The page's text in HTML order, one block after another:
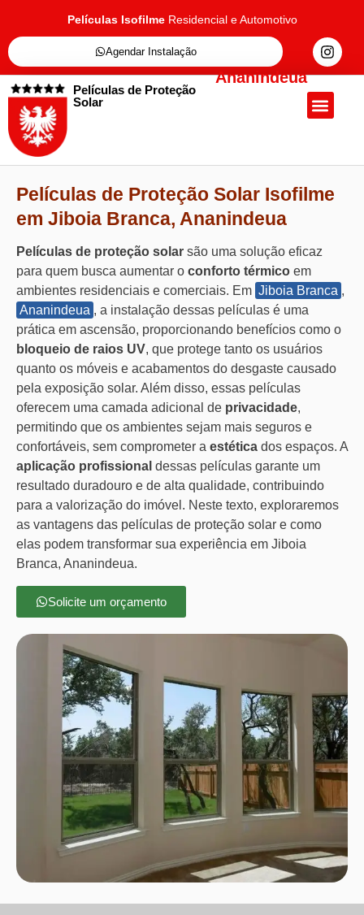
Películas Isofilme Residencial e Automotivo
Agendar Instalação
Películas de Proteção
Solar
Ananindeua
Películas de Proteção Solar Isofilme
em Jiboia Branca, Ananindeua
Películas de proteção solar são uma solução eficaz
para quem busca aumentar o conforto térmico em
ambientes residenciais e comerciais. Em Jiboia Branca ,
Ananindeua , a instalação dessas películas é uma
prática em ascensão, proporcionando benefícios como o
bloqueio de raios UV, que protege tanto os usuários
quanto os móveis e acabamentos do desgaste causado
pela exposição solar. Além disso, essas películas
oferecem uma camada adicional de privacidade,
permitindo que os ambientes sejam mais seguros e
confortáveis, sem comprometer a estética dos espaços. A
aplicação profissional dessas películas garante um
resultado duradouro e de alta qualidade, contribuindo
para a valorização do imóvel. Neste texto, exploraremos
as vantagens das películas de proteção solar e como
elas podem transformar sua experiência em Jiboia
Branca, Ananindeua.
Solicite um orçamento